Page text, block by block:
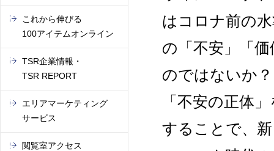
はコロナ前の
の「不安」「
のではないか
「不安の正体
することで、
これから伸びる
100アイテムオンライン
TSR企業情報・
TSR REPORT
エリアマーケティング
サービス
閲覧室アクセス